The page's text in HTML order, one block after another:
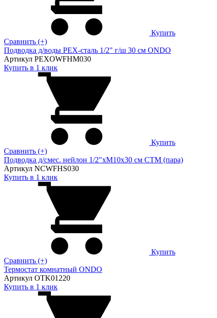
Купить
Сравнить (+)
Подводка д/воды PEX-сталь 1/2" г/ш 30 cм ONDO
Артикул PEXOWFHM030
Купить в 1 клик
Купить
Сравнить (+)
Подводка д/смес. нейлон 1/2"xM10x30 см CTM (пара)
Артикул NCWFHS030
Купить в 1 клик
Купить
Сравнить (+)
Термостат комнатный ONDO
Артикул OTK01220
Купить в 1 клик